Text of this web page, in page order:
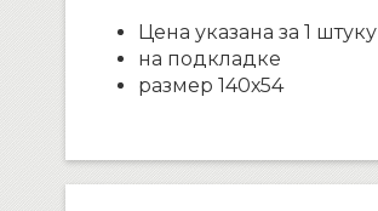
Цена указана за 1 штуку
на подкладке
размер 140х54